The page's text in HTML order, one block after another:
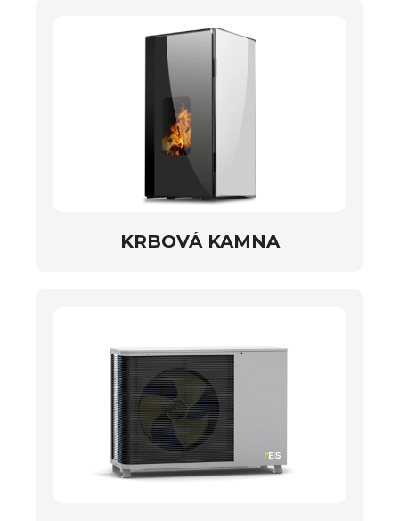
KRBOVÁ KAMNA